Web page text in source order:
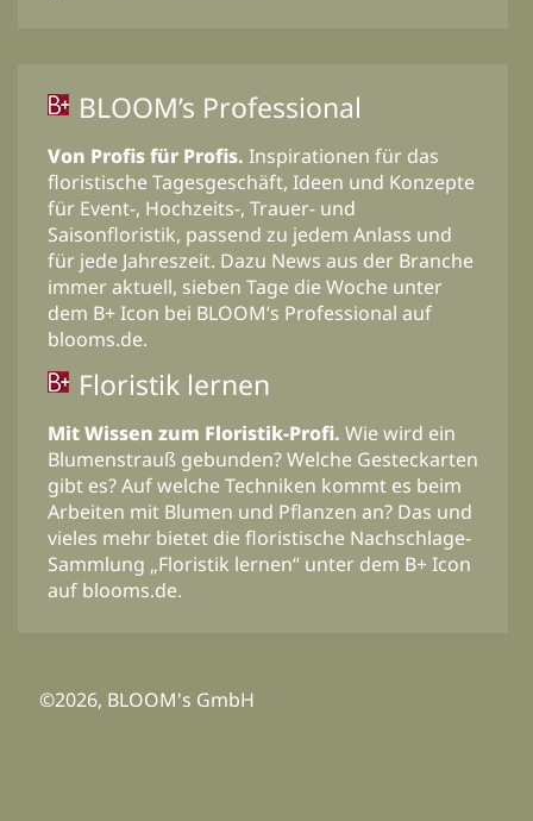
BLOOM’s Professional
Von Profis für Profis. Inspirationen für das
floristische Tagesgeschäft, Ideen und Konzepte
für Event-, Hochzeits-, Trauer- und
Saisonfloristik, passend zu jedem Anlass und
für jede Jahreszeit. Dazu News aus der Branche
immer aktuell, sieben Tage die Woche unter
dem B+ Icon bei BLOOM’s Professional auf
blooms.de.
Floristik lernen
Mit Wissen zum Floristik-Profi. Wie wird ein
Blumenstrauß gebunden? Welche Gesteckarten
gibt es? Auf welche Techniken kommt es beim
Arbeiten mit Blumen und Pflanzen an? Das und
vieles mehr bietet die floristische Nachschlage-
Sammlung „Floristik lernen“ unter dem B+ Icon
auf blooms.de.
©2026, BLOOM's GmbH